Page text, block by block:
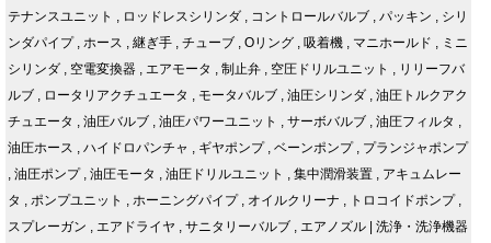
テナンスユニット , ロッドレスシリンダ , コントロールバルブ , パッキン , シリ
ンダパイプ, ホース , 継ぎ手 , チューブ , Oリング , 吸着機 , マニホールド , ミニ
シリンダ , 空電変換器 , エアモータ , 制止弁 , 空圧ドリルユニット , リリーフバ
ルブ , ロータリアクチュエータ , モータバルブ , 油圧シリンダ , 油圧トルクアク
チュエータ , 油圧バルブ , 油圧パワーユニット , サーボバルブ , 油圧フィルタ ,
油圧ホース , ハイドロパンチャ , ギヤポンプ, ベーンポンプ, プランジャポンプ
, 油圧ポンプ, 油圧モータ , 油圧ドリルユニット , 集中潤滑装置 , アキュムレー
タ , ポンプユニット , ホーニングパイプ, オイルクリーナ , トロコイドポンプ,
スプレーガン , エアドライヤ , サニタリーバルブ , エアノズル
洗浄・洗浄機器